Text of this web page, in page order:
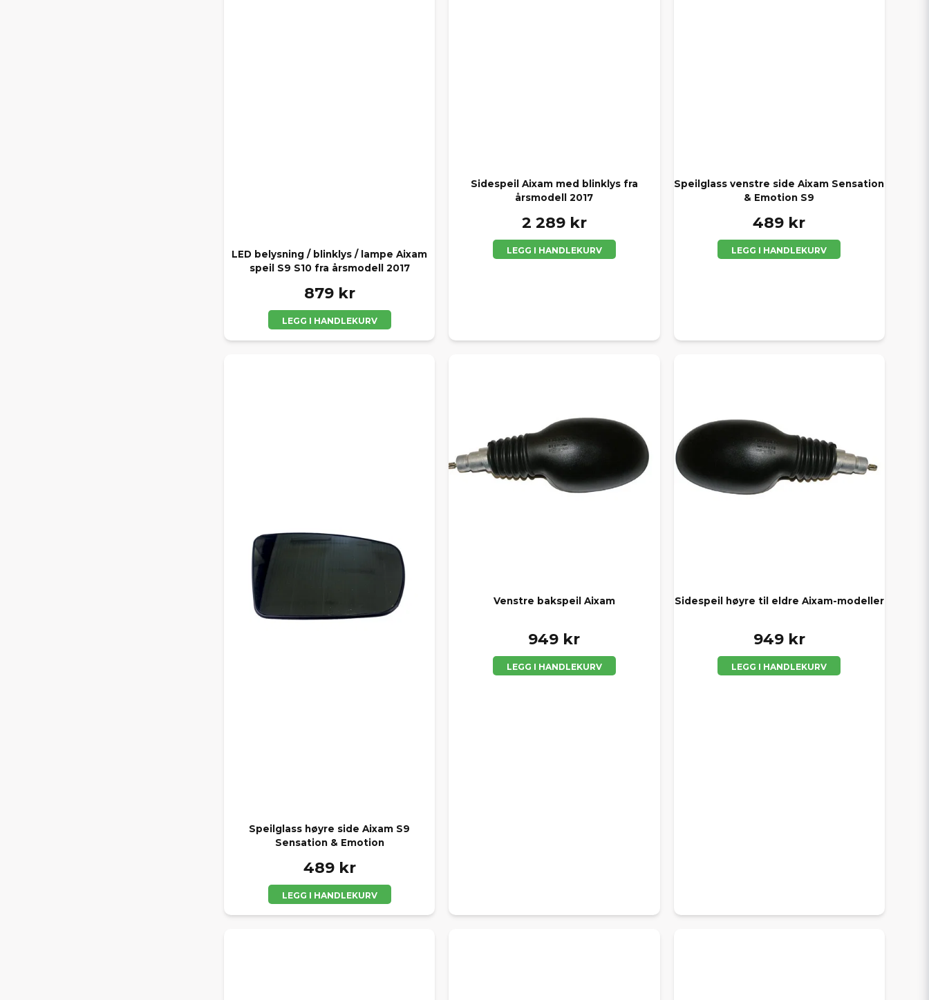
LED belysning / blinklys / lampe Aixam
speil S9 S10 fra årsmodell 2017
879 kr
LEGG I HANDLEKURV
Sidespeil Aixam med blinklys fra
årsmodell 2017
2 289 kr
LEGG I HANDLEKURV
Speilglass venstre side Aixam Sensation
& Emotion S9
489 kr
LEGG I HANDLEKURV
Speilglass høyre side Aixam S9
Sensation & Emotion
489 kr
LEGG I HANDLEKURV
Venstre bakspeil Aixam
949 kr
LEGG I HANDLEKURV
Sidespeil høyre til eldre Aixam-modeller
949 kr
LEGG I HANDLEKURV